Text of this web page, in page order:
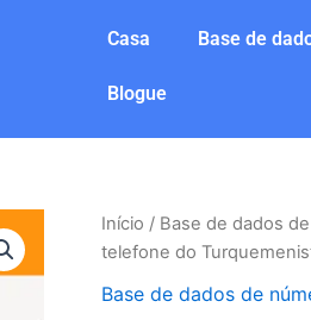
Casa Base de
Blogue
Início / Base de dados
telefone do
Base de dados de
Quantidade
de
de